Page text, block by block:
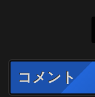
コメント